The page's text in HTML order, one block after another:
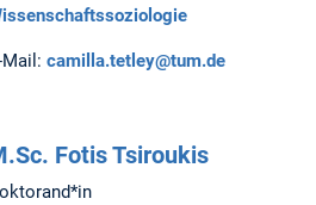
Mail: camilla.tetley@tum.de
Fotis Tsiroukis